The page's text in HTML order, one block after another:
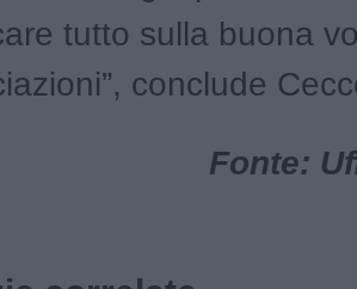
tutto sulla buona
conclude
Fonte: